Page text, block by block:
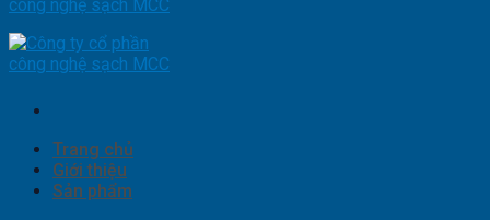
Trang chủ
Giới thiệu
Sản phẩm